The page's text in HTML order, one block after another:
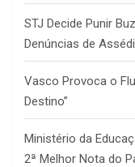
STJ Decide Punir
Denúncias de
Vasco Provoca o
Destino”
Ministério da
2ª Melhor Nota do